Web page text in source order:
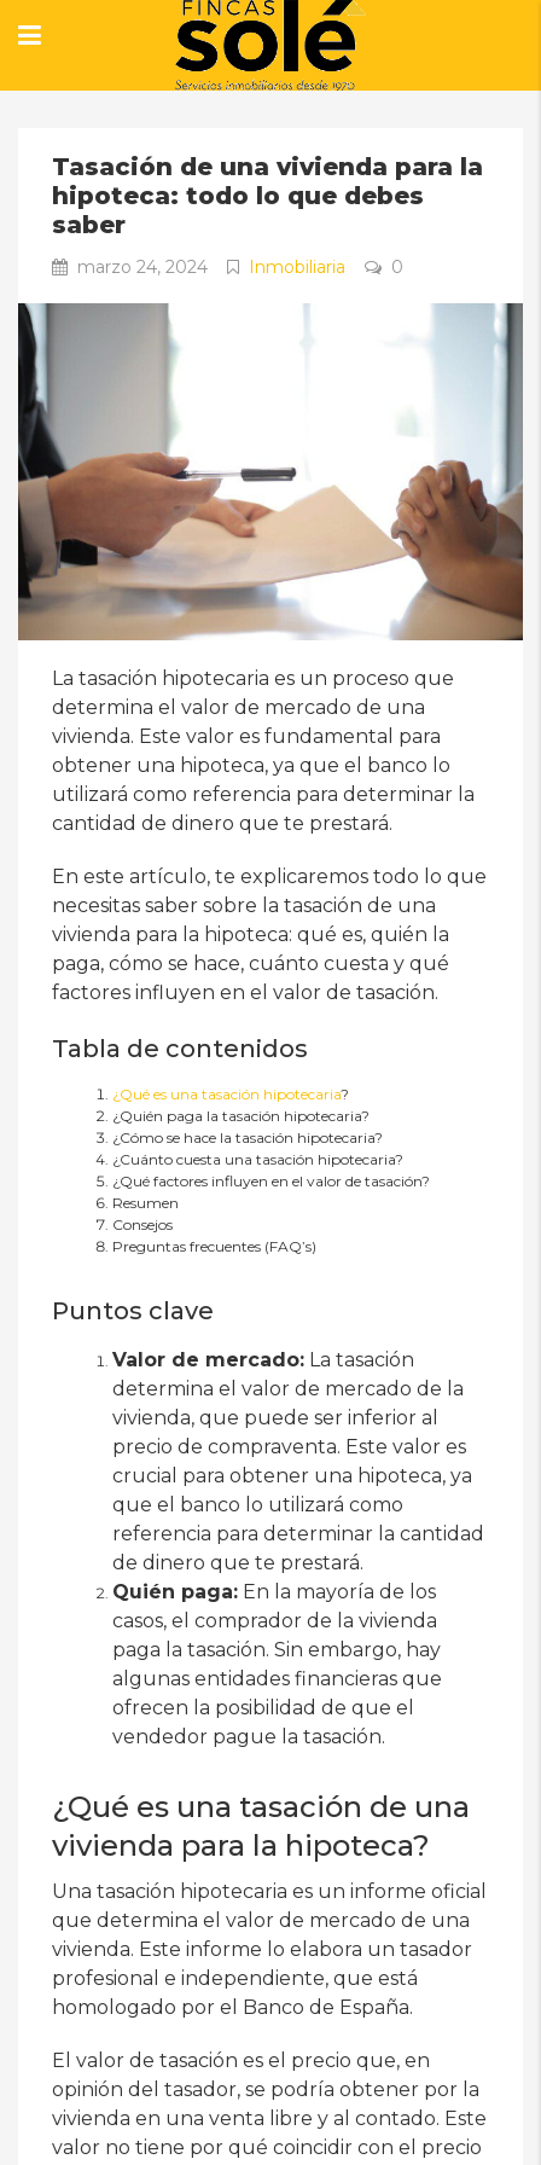
Tasación de una vivienda para la
hipoteca: todo lo que debes
saber
marzo 24, 2024 Inmobiliaria 0
La tasación hipotecaria es un proceso que
determina el valor de mercado de una
vivienda. Este valor es fundamental para
obtener una hipoteca, ya que el banco lo
utilizará como referencia para determinar la
cantidad de dinero que te prestará.
En este artículo, te explicaremos todo lo que
necesitas saber sobre la tasación de una
vivienda para la hipoteca: qué es, quién la
paga, cómo se hace, cuánto cuesta y qué
factores influyen en el valor de tasación.
Tabla de contenidos
¿Qué es una tasación hipotecaria?
¿Quién paga la tasación hipotecaria?
¿Cómo se hace la tasación hipotecaria?
¿Cuánto cuesta una tasación hipotecaria?
¿Qué factores influyen en el valor de tasación?
Resumen
Consejos
Preguntas frecuentes (FAQ’s)
Puntos clave
Valor de mercado: La tasación
determina el valor de mercado de la
vivienda, que puede ser inferior al
precio de compraventa. Este valor es
crucial para obtener una hipoteca, ya
que el banco lo utilizará como
referencia para determinar la cantidad
de dinero que te prestará.
Quién paga: En la mayoría de los
casos, el comprador de la vivienda
paga la tasación. Sin embargo, hay
algunas entidades financieras que
ofrecen la posibilidad de que el
vendedor pague la tasación.
¿Qué es una tasación de una
vivienda para la hipoteca?
Una tasación hipotecaria es un informe oficial
que determina el valor de mercado de una
vivienda. Este informe lo elabora un tasador
profesional e independiente, que está
homologado por el Banco de España.
El valor de tasación es el precio que, en
opinión del tasador, se podría obtener por la
vivienda en una venta libre y al contado. Este
valor no tiene por qué coincidir con el precio